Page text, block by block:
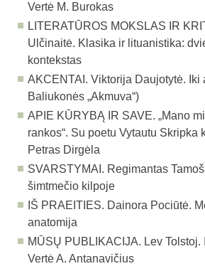
Vertė M. Burokas
LITERATŪROS MOKSLAS IR
Ulčinaitė. Klasika ir lituanistika:
kontekstas
AKCENTAI. Viktorija Daujotytė. Iki
Baliukonės „Akmuva“)
APIE KŪRYBĄ IR SAVE. „Mano
rankos“. Su poetu Vytautu Skripka
Petras Dirgėla
SVARSTYMAI. Regimantas
šimtmečio kilpoje
IŠ PRAEITIES. Dainora Pociūtė.
anatomija
MŪSŲ PUBLIKACIJA. Lev
Vertė A. Antanavičius